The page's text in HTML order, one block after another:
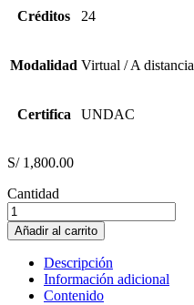
Créditos 24
Modalidad Virtual / A distancia
Certifica UNDAC
S/1,800.00
Cantidad
ENFERMERÍA
EN
SALUD
MENTAL
cantidad
Añadir al carrito
Descripción
Información adicional
Contenido